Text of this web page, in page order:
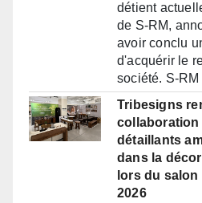
détient
de S-RM,
avoir conclu
d'acquérir le
société. S-
Tribesigns
collaboration
détaillants
dans la
lors du salon
2026